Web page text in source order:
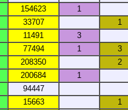
154623
1
33707
1
11491
3
77494 1
3
208350
2
200684
1
94447
15663
1